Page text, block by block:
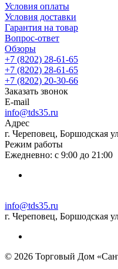
Условия оплаты
Условия доставки
Гарантия на товар
Вопрос-ответ
Обзоры
+7 (8202) 28‑61-65
+7 (8202) 28‑61-65
+7 (8202) 20‑30-66
Заказать звонок
E-mail
info@tds35.ru
Адрес
г. Череповец, Боршодская
Режим работы
Ежедневно: с 9:00 до 21:00
info@tds35.ru
г. Череповец, Боршодская
© 2026 Торговый Дом